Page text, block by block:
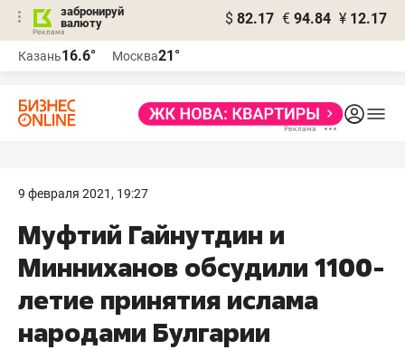
забронируй
валюту
$ 82.17 € 94.84 ¥ 12.17
Казань16.6° Москва21°
9 февраля 2021, 19:27
Муфтий Гайнутдин и
Минниханов обсудили 1100-
летие принятия ислама
народами Булгарии